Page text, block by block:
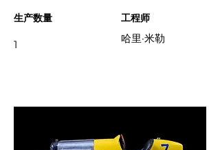
生产数量
1
工程师
哈里·米勒